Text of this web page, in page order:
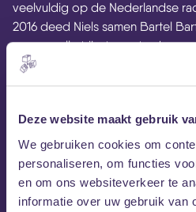
Deze website maakt gebruik
We gebruiken cookies om
personaliseren, om functies
en om ons websiteverkeer te
informatie over uw gebruik van
veelvuldig op de Nederlandse
2016 deed Niels samen Bartel
succesvolle tribute-optredens
gaat hij met de songs van
de eerste albums Parachutes, A
Coldplay tot een tijdloze band:
kind in een snoepwinkel om te
moois dat Coldplay heeft
songs te mogen spelen.’